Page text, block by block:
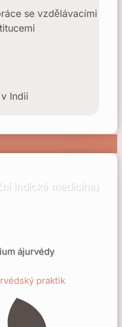
se vzdělávacími
Indii
indická medicína)
ájurvédy
praktik